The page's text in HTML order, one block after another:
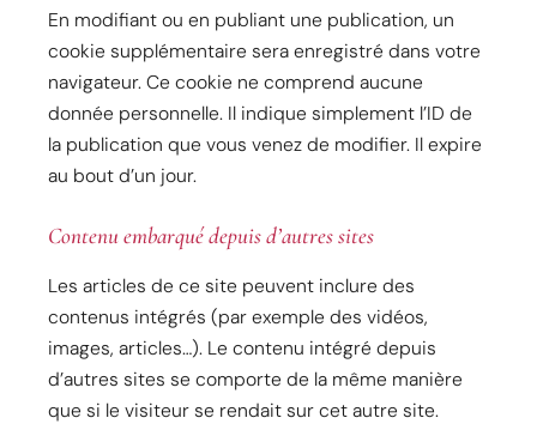
En modifiant ou en publiant une publication, un
cookie supplémentaire sera enregistré dans votre
navigateur. Ce cookie ne comprend aucune
donnée personnelle. Il indique simplement l’ID de
la publication que vous venez de modifier. Il expire
au bout d’un jour.
Contenu embarqué depuis d’autres sites
Les articles de ce site peuvent inclure des
contenus intégrés (par exemple des vidéos,
images, articles…). Le contenu intégré depuis
d’autres sites se comporte de la même manière
que si le visiteur se rendait sur cet autre site.